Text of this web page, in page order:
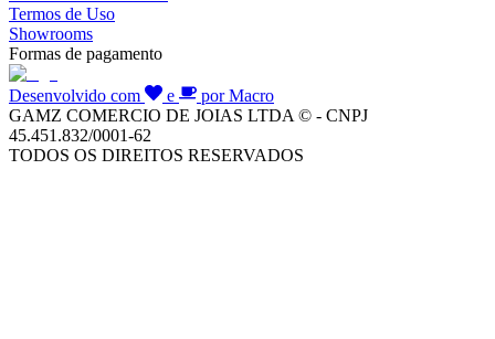
Termos de Uso
Showrooms
Formas de pagamento
Desenvolvido com e
por Macro
GAMZ COMERCIO DE JOIAS LTDA © - CNPJ
45.451.832/0001-62
TODOS OS DIREITOS RESERVADOS